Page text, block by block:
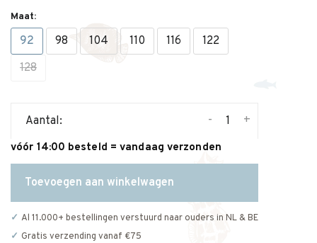
Maat:
92 98 104 110 116
122
128
Aantal: +
-
vóór 14:00 besteld = vandaag verzonden
Toevoegen aan winkelwagen
Al 11.000+ bestellingen verstuurd naar ouders in NL & BE
Gratis verzending vanaf €75